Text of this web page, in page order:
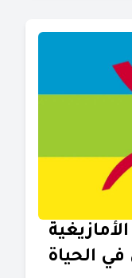
الحياة